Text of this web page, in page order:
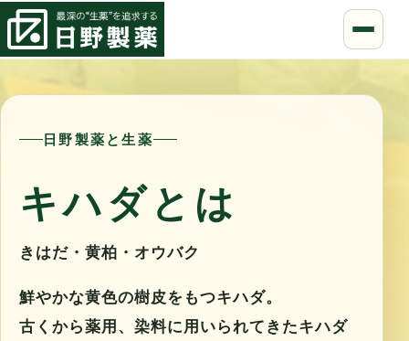
日野製薬と生薬
キハダとは
きはだ・黄柏・オウバク
鮮やかな黄色の樹皮をもつキハダ。
古くから薬用、染料に用いられてきたキハダ